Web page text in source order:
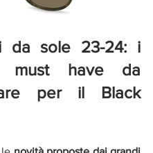
da sole 23-24: i
must have da
per il Black